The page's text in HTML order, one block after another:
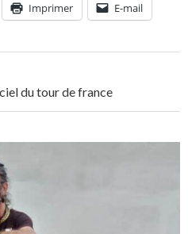
Imprimer E-mail
du tour de france